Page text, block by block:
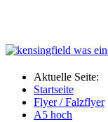
Aktuelle Seite:
Startseite
Flyer / Falzflyer
A5 hoch